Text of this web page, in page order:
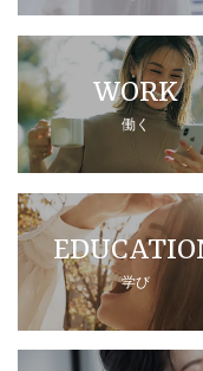
WORK
働く
学び